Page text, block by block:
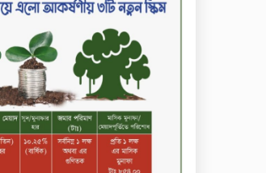
সপ্তাহের শেষ কার্যদিবসে দরবৃদ্ধির
শীর্ষে নিটল ইন্স্যুরেন্স
সিলেটের ওসমানীনগরে দুই বাসের
মুখোমুখি সংঘর্ষে ৮ জন নিহত
২০২৯ সালের মধ্যে বাংলাদেশের